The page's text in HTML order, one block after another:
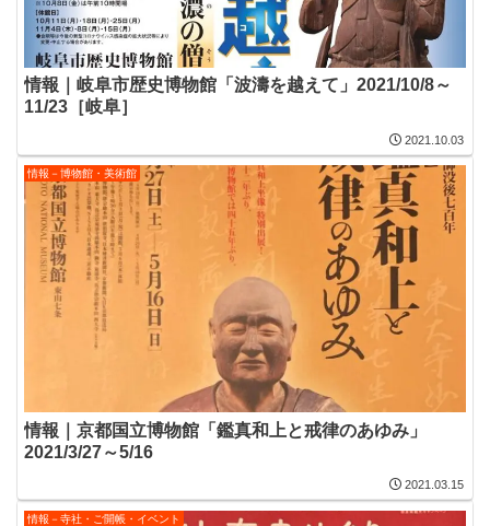
情報｜岐阜市歴史博物館「波濤を越えて」2021/10/8～
11/23［岐阜］
2021.10.03
情報－博物館・美術館
情報｜京都国立博物館「鑑真和上と戒律のあゆみ」
2021/3/27～5/16
2021.03.15
情報－寺社・ご開帳・イベント